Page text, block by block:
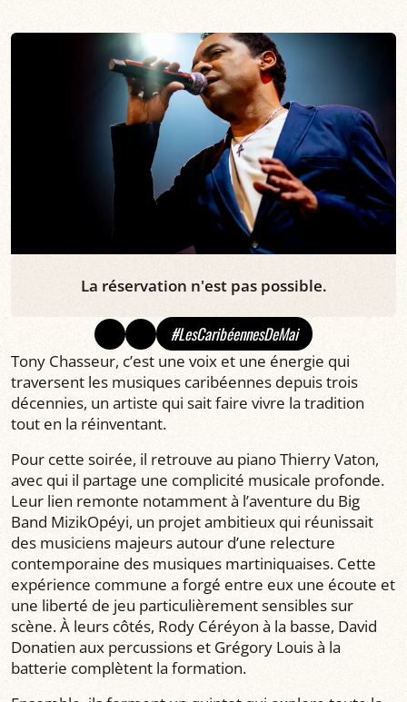
La réservation n'est pas possible.
#LesCaribéennesDeMai
Tony Chasseur, c’est une voix et une énergie qui
traversent les musiques caribéennes depuis trois
décennies, un artiste qui sait faire vivre la tradition
tout en la réinventant.
Pour cette soirée, il retrouve au piano Thierry Vaton,
avec qui il partage une complicité musicale profonde.
Leur lien remonte notamment à l’aventure du Big
Band MizikOpéyi, un projet ambitieux qui réunissait
des musiciens majeurs autour d’une relecture
contemporaine des musiques martiniquaises. Cette
expérience commune a forgé entre eux une écoute et
une liberté de jeu particulièrement sensibles sur
scène. À leurs côtés, Rody Céréyon à la basse, David
Donatien aux percussions et Grégory Louis à la
batterie complètent la formation.